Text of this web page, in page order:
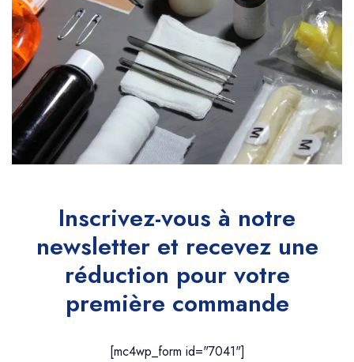
Inscrivez-vous à notre
newsletter et recevezune
réduction pour votre
première commande
[mc4wp_form id="7041"]